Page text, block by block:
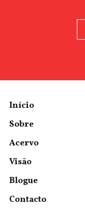
Início
Sobre
Acervo
Visão
Blogue
Contacto